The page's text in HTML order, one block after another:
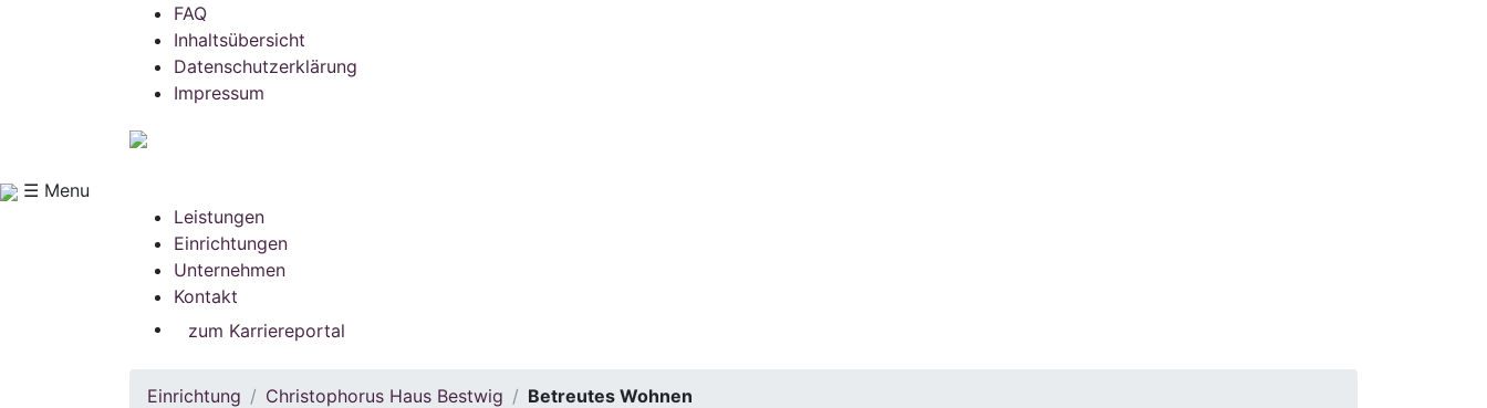
FAQ
Inhaltsübersicht
Datenschutzerklärung
Impressum
☰ Menu
Leistungen
Einrichtungen
Unternehmen
Kontakt
zum Karriereportal
Einrichtung Christophorus Haus Bestwig Betreutes Wohnen